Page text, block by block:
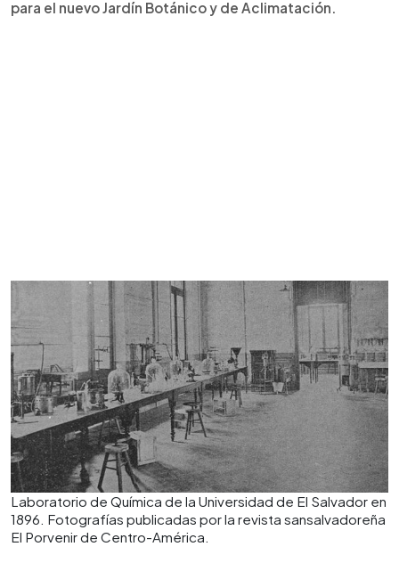
para el nuevo Jardín Botánico y de Aclimatación.
Laboratorio de Química de la Universidad de El Salvador en
1896. Fotografías publicadas por la revista sansalvadoreña
El Porvenir de Centro-América.